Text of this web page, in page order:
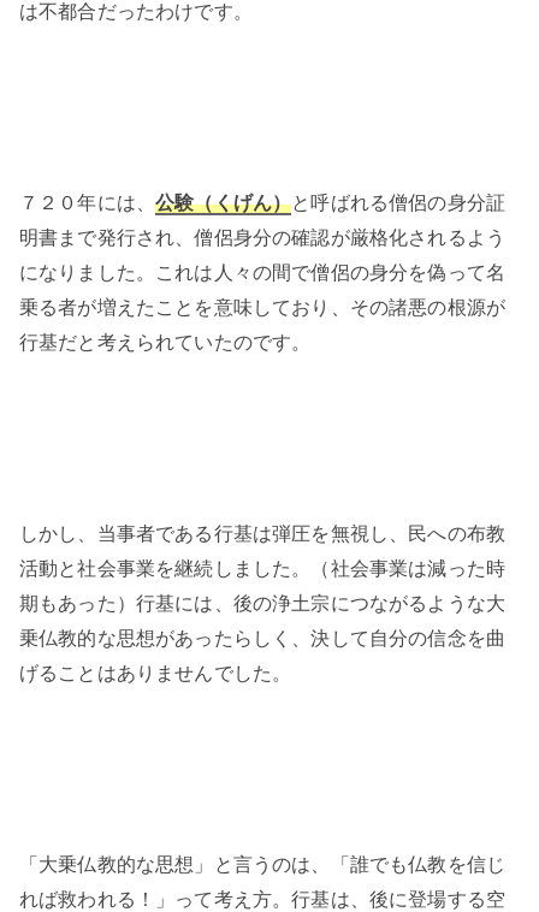
は不都合だったわけです。
７２０年には、公験（くげん）と呼ばれる僧侶の身分証
明書まで発行され、僧侶身分の確認が厳格化されるよう
になりました。これは人々の間で僧侶の身分を偽って名
乗る者が増えたことを意味しており、その諸悪の根源が
行基だと考えられていたのです。
しかし、当事者である行基は弾圧を無視し、民への布教
活動と社会事業を継続しました。（社会事業は減った時
期もあった）行基には、後の浄土宗につながるような大
乗仏教的な思想があったらしく、決して自分の信念を曲
げることはありませんでした。
「大乗仏教的な思想」と言うのは、「誰でも仏教を信じ
れば救われる！」って考え方。行基は、後に登場する空